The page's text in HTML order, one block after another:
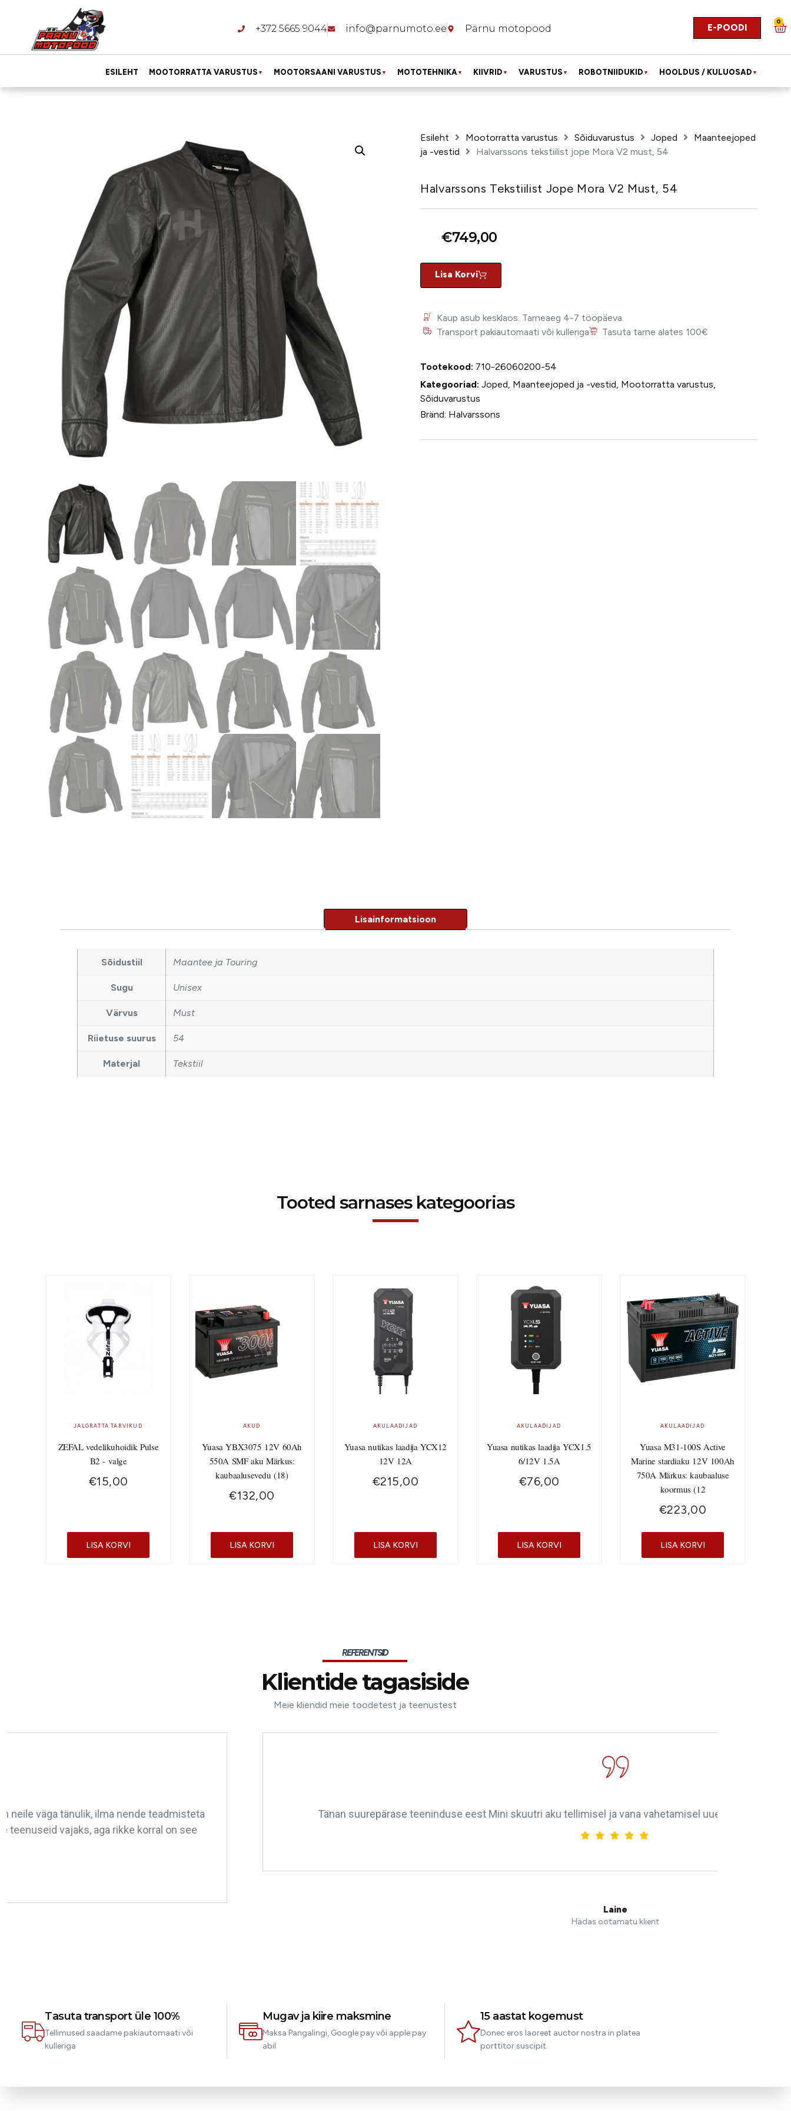
+372 5665 9044 info@parnumoto.ee Pärnu motopood E-POODI
0
ESILEHT MOOTORRATTA VARUSTUS ▼ MOOTORSAANI VARUSTUS ▼ MOTOTEHNIKA▼ KIIVRID ▼ VARUSTUS ▼ ROBOTNIIDUKID ▼ HOOLDUS / KULUOSAD ▼
Esileht Mootorratta varustus Sõiduvarustus Joped
Maanteejoped
ja -vestid
Halvarssons tekstiilist jope Mora V2 must, 54
Halvarssons Tekstiilist Jope Mora V2 Must, 54
€749,00
Lisa Korvi
Kaup asub kesklaos. Tarneaeg 4-7 tööpäeva.
Transport pakiautomaati või kulleriga
Tasuta tarne alates 100€
Tootekood: 710-26060200-54
Kategooriad: Joped, Maanteejoped ja -vestid, Mootorratta varustus,
Sõiduvarustus
Bränd: Halvarssons
Sõidustiil Maantee ja Touring
Sugu Unisex
Värvus Must
Riietuse suurus 54
Materjal Tekstiil
Tooted sarnases kategoorias
JALGRATTA TARVIKUD
ZEFAL vedelikuhoidik Pulse
B2 - valge
€15,00
LISA KORVI
AKUD
Yuasa YBX3075 12V 60Ah
550A SMF aku Märkus:
kaubaalusevedu (18)
€132,00
LISA KORVI
AKULAADIJAD
Yuasa nutikas laadija YCX12
12V 12A
€215,00
LISA KORVI
AKULAADIJAD
Yuasa nutikas laadija YCX1.5
6/12V 1.5A
€76,00
LISA KORVI
AKULAADIJAD
Yuasa M31-100S Active
Marine stardiaku 12V 100Ah
750A Märkus: kaubaaluse
koormus (12
€223,00
LISA KORVI
REFERENTSID
Klientide tagasiside
Meie kliendid meie toodetest ja teenustest
Tänan suurepärase teeninduse eest Mini skuutri aku tellimisel ja vana vahetamisel uue vastu.Kiitus,et tulite õue abivajaja juurde.
Tasuta transport üle 100%
Tellimused saadame pakiautomaati või
kulleriga
Mugav ja kiire maksmine
Maksa Pangalingi, Google pay või apple pay
abil
15 aastat kogemust
Donec eros laoreet auctor nostra in platea
porttitor suscipit.